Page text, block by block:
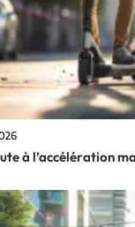
à l’accélération